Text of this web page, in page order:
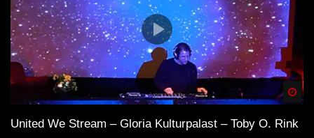
United We Stream – Gloria Kulturpalast – Toby O. Rink